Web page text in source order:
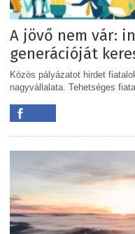
A jövő nem vár:
generációját
Közös pályázatot hirdet
nagyvállalata. Tehetséges